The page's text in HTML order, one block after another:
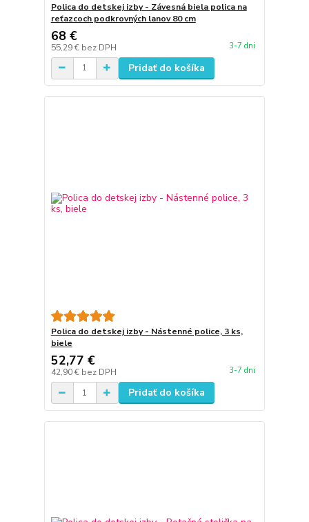
Polica do detskej izby - Závesná biela polica na
reťazcoch podkrovných lanov 80 cm
68 €
55,29 € bez DPH 3-7 dni
Pridať do košíka
Polica do detskej izby - Nástenné police, 3 ks,
biele
52,77 €
42,90 € bez DPH 3-7 dni
Pridať do košíka